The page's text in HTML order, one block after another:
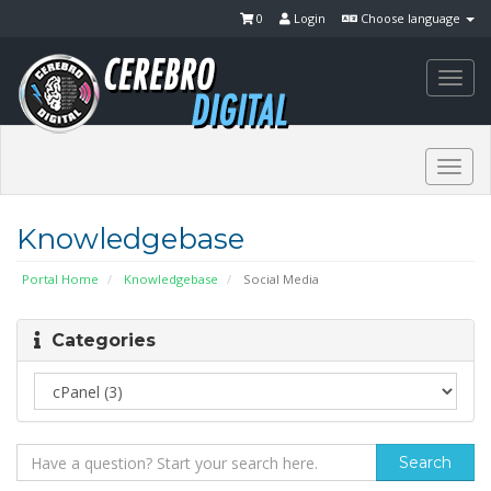
Choose language
Login
0
Knowledgebase
Portal Home Knowledgebase Social Media
Categories